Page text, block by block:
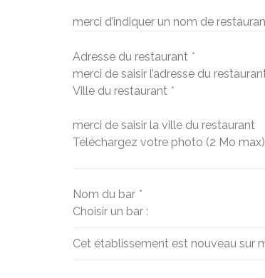
merci d’indiquer un nom de
Adresse du restaurant *
merci de saisir l’adresse du
Ville du restaurant *
merci de saisir la ville du restaurant
Téléchargez votre photo (2 Mo max)
Nom du bar *
Choisir un bar :
Cet établissement est nouveau sur